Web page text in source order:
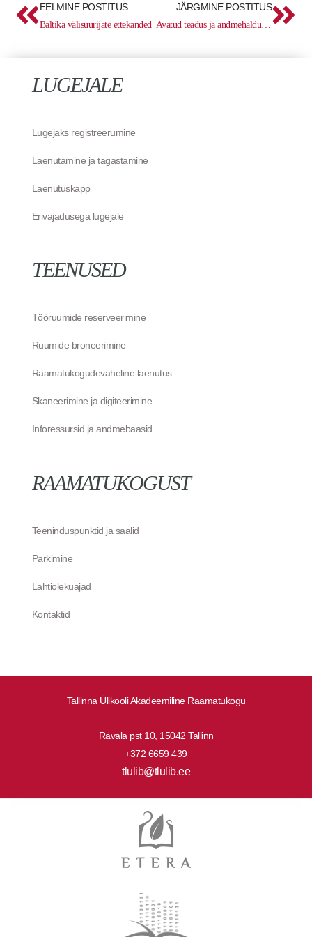
EELMINE POSTITUS
Baltika välisuurijate ettekanded
JÄRGMINE POSTITUS
Tallinna Ülikooli Akadeemiline Raamatukogu
Rävala pst 10, 15042 Tallinn
+372 6659 439
tlulib@tlulib.ee
LUGEJALE
Lugejaks registreerumine
Laenutamine ja tagastamine
Laenutuskapp
Erivajadusega lugejale
TEENUSED
Tööruumide reserveerimine
Ruumide broneerimine
Raamatukogudevaheline laenutus
Skaneerimine ja digiteerimine
Inforessursid ja andmebaasid
RAAMATUKOGUST
Teeninduspunktid ja saalid
Parkimine
Lahtiolekuajad
Kontaktid